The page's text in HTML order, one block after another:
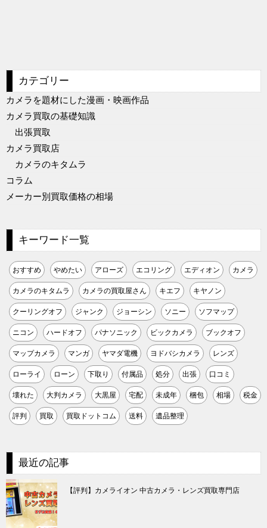
カテゴリー
カメラを題材にした漫画・映画作品
カメラ買取の基礎知識
出張買取
カメラ買取店
カメラのキタムラ
コラム
メーカー別買取価格の相場
キーワード一覧
おすすめ やめたい アローズ エコリング エディオン カメラ
カメラのキタムラ カメラの買取屋さん キエフ キヤノン
クーリングオフ ジャンク ジョーシン ソニー ソフマップ
ニコン ハードオフ パナソニック ビックカメラ ブックオフ
マップカメラ マンガ ヤマダ電機 ヨドバシカメラ レンズ
ローライ ローン 下取り 付属品 処分 出張 口コミ
壊れた 大判カメラ 大黒屋 宅配 未成年 梱包 相場 税金
評判 買取 買取ドットコム 送料 遺品整理
最近の記事
【評判】カメライオン 中古カメラ・レンズ買取専門店